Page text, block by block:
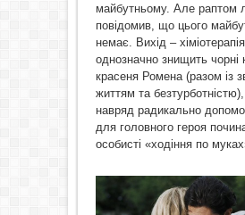
майбутньому. Але раптом
повідомив, що цього
немає. Вихід –
однозначно знищить чорні
красеня Ромена (разом із
життям та
навряд радикально
для головного героя
особисті «ходіння по